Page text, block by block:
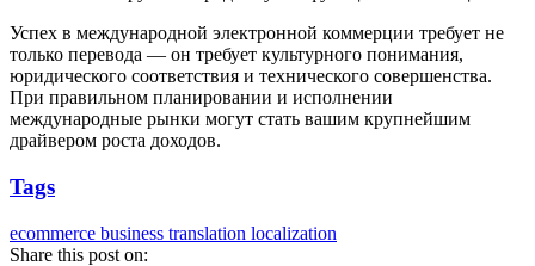
Успех в международной электронной коммерции требует не
только перевода — он требует культурного понимания,
юридического соответствия и технического совершенства.
При правильном планировании и исполнении
международные рынки могут стать вашим крупнейшим
драйвером роста доходов.
Tags
ecommerce business translation localization
Share this post on: